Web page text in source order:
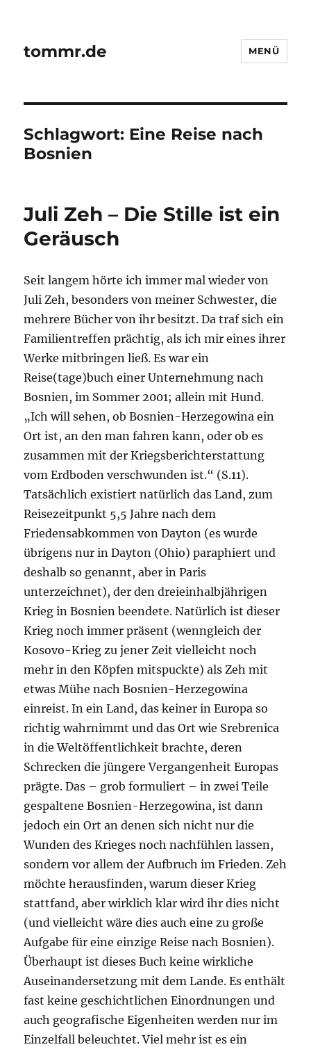
tommr.de MENÜ
Schlagwort: Eine Reise nach
Bosnien
Juli Zeh – Die Stille ist ein
Geräusch
Seit langem hörte ich immer mal wieder von
Juli Zeh, besonders von meiner Schwester, die
mehrere Bücher von ihr besitzt. Da traf sich ein
Familientreffen prächtig, als ich mir eines ihrer
Werke mitbringen ließ. Es war ein
Reise(tage)buch einer Unternehmung nach
Bosnien, im Sommer 2001; allein mit Hund.
„Ich will sehen, ob Bosnien-Herzegowina ein
Ort ist, an den man fahren kann, oder ob es
zusammen mit der Kriegsberichterstattung
vom Erdboden verschwunden ist.“ (S.11).
Tatsächlich existiert natürlich das Land, zum
Reisezeitpunkt 5,5 Jahre nach dem
Friedensabkommen von Dayton (es wurde
übrigens nur in Dayton (Ohio) paraphiert und
deshalb so genannt, aber in Paris
unterzeichnet), der den dreieinhalbjährigen
Krieg in Bosnien beendete. Natürlich ist dieser
Krieg noch immer präsent (wenngleich der
Kosovo-Krieg zu jener Zeit vielleicht noch
mehr in den Köpfen mitspuckte) als Zeh mit
etwas Mühe nach Bosnien-Herzegowina
einreist. In ein Land, das keiner in Europa so
richtig wahrnimmt und das Ort wie Srebrenica
in die Weltöffentlichkeit brachte, deren
Schrecken die jüngere Vergangenheit Europas
prägte. Das – grob formuliert – in zwei Teile
gespaltene Bosnien-Herzegowina, ist dann
jedoch ein Ort an denen sich nicht nur die
Wunden des Krieges noch nachfühlen lassen,
sondern vor allem der Aufbruch im Frieden. Zeh
möchte herausfinden, warum dieser Krieg
stattfand, aber wirklich klar wird ihr dies nicht
(und vielleicht wäre dies auch eine zu große
Aufgabe für eine einzige Reise nach Bosnien).
Überhaupt ist dieses Buch keine wirkliche
Auseinandersetzung mit dem Lande. Es enthält
fast keine geschichtlichen Einordnungen und
auch geografische Eigenheiten werden nur im
Einzelfall beleuchtet. Viel mehr ist es ein